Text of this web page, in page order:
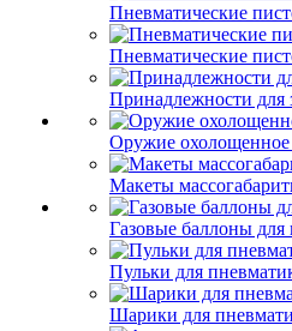
Пневматические
Пневматические
Принадлежности для
Оружие
Макеты
Газовые баллоны для
Пульки для
Шарики для